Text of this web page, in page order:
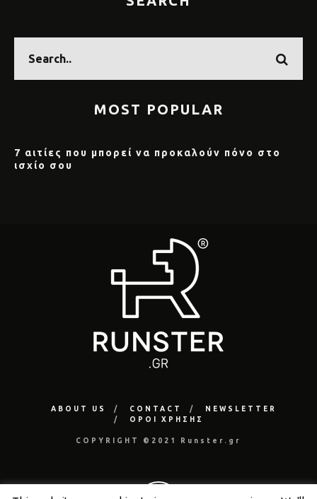
MOST POPULAR
7 αιτίες που μπορεί να προκαλούν πόνο στο
ισχίο σου
ABOUT US CONTACT
NEWSLETTER
ΟΡΟΙ ΧΡΗΣΗΣ
COPYRIGHT ©2021 Runster.gr